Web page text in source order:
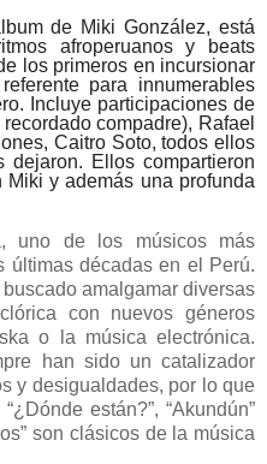
de Miki González, está
afroperuanos y beats
los primeros en incursionar
para innumerables
Incluye participaciones de
compadre), Rafael
Caitro Soto, todos ellos
dejaron. Ellos compartieron
y además una profunda
uno de los músicos más
últimas décadas en el Perú.
amalgamar diversas
con nuevos géneros
o la música electrónica.
han sido un catalizador
y desigualdades, por lo que
están?”, “Akundún”
son clásicos de la música